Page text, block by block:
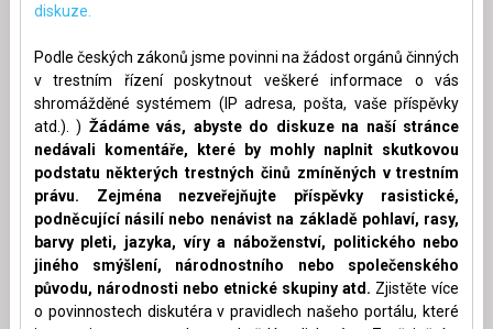
diskuze.
Podle českých zákonů jsme povinni na žádost orgánů činných
v trestním řízení poskytnout veškeré informace o vás
shromážděné systémem (IP adresa, pošta, vaše příspěvky
atd.). ) Žádáme vás, abyste do diskuze na naší stránce
nedávali komentáře, které by mohly naplnit skutkovou
podstatu některých trestných činů zmíněných v trestním
právu. Zejména nezveřejňujte příspěvky rasistické,
podněcující násilí nebo nenávist na základě pohlaví, rasy,
barvy pleti, jazyka, víry a náboženství, politického nebo
jiného smýšlení, národnostního nebo společenského
původu, národnosti nebo etnické skupiny atd. Zjistěte více
o povinnostech diskutéra v pravidlech našeho portálu, které